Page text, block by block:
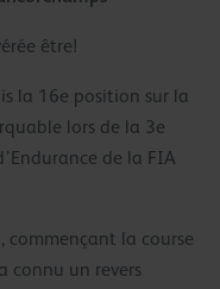
être!
la 16e position sur la
lors de la 3e
de la FIA
commençant la course
connu un revers